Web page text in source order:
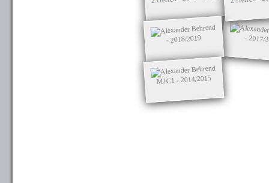
- 2018/2019 - 2017/
MJC1 - 2014/2015